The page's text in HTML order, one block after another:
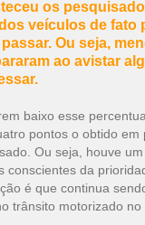
os
veículos de fato
Ou seja,
ao avistar
baixo esse
pontos o obtido em
Ou seja, houve
conscientes da
é que continua
trânsito motorizado no